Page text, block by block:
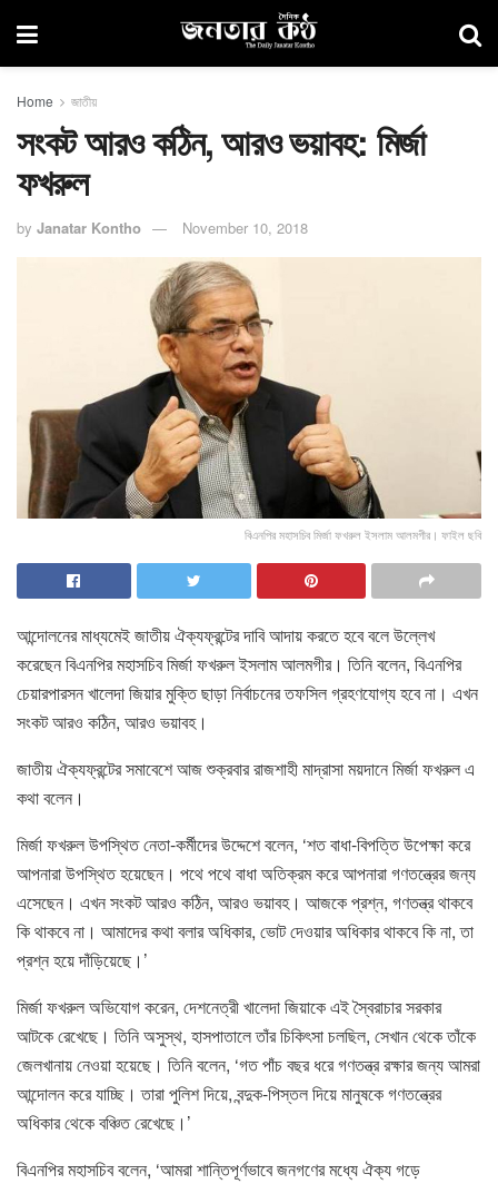
Home জাতীয়
সংকট আরও কঠিন, আরও ভয়াবহ: মির্জা
ফখরুল
by Janatar Kontho November 10, 2018
বিএনপির মহাসচিব মির্জা ফখরুল ইসলাম আলমগীর। ফাইল ছবি
আন্দোলনের মাধ্যমেই জাতীয় ঐক্যফ্রন্টের দাবি আদায় করতে হবে বলে উল্লেখ
করেছেন বিএনপির মহাসচিব মির্জা ফখরুল ইসলাম আলমগীর। তিনি বলেন, বিএনপির
চেয়ারপারসন খালেদা জিয়ার মুক্তি ছাড়া নির্বাচনের তফসিল গ্রহণযোগ্য হবে না। এখন
সংকট আরও কঠিন, আরও ভয়াবহ।
জাতীয় ঐক্যফ্রন্টের সমাবেশে আজ শুক্রবার রাজশাহী মাদ্রাসা ময়দানে মির্জা ফখরুল এ
কথা বলেন।
মির্জা ফখরুল উপস্থিত নেতা-কর্মীদের উদ্দেশে বলেন, ‘শত বাধা-বিপত্তি উপেক্ষা করে
আপনারা উপস্থিত হয়েছেন। পথে পথে বাধা অতিক্রম করে আপনারা গণতন্ত্রের জন্য
এসেছেন। এখন সংকট আরও কঠিন, আরও ভয়াবহ। আজকে প্রশ্ন, গণতন্ত্র থাকবে
কি থাকবে না। আমাদের কথা বলার অধিকার, ভোট দেওয়ার অধিকার থাকবে কি না, তা
প্রশ্ন হয়ে দাঁড়িয়েছে।’
মির্জা ফখরুল অভিযোগ করেন, দেশনেত্রী খালেদা জিয়াকে এই স্বৈরাচার সরকার
আটকে রেখেছে। তিনি অসুস্থ, হাসপাতালে তাঁর চিকিৎসা চলছিল, সেখান থেকে তাঁকে
জেলখানায় নেওয়া হয়েছে। তিনি বলেন, ‘গত পাঁচ বছর ধরে গণতন্ত্র রক্ষার জন্য আমরা
আন্দোলন করে যাচ্ছি। তারা পুলিশ দিয়ে, বন্দুক-পিস্তল দিয়ে মানুষকে গণতন্ত্রের
অধিকার থেকে বঞ্চিত রেখেছে।’
বিএনপির মহাসচিব বলেন, ‘আমরা শান্তিপূর্ণভাবে জনগণের মধ্যে ঐক্য গড়ে